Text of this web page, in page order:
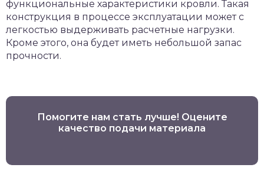
функциональные характеристики кровли. Такая
конструкция в процессе эксплуатации может с
легкостью выдерживать расчетные нагрузки.
Кроме этого, она будет иметь небольшой запас
прочности.
Помогите нам стать лучше! Оцените
качество подачи материала